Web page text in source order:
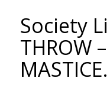
Society
THROW